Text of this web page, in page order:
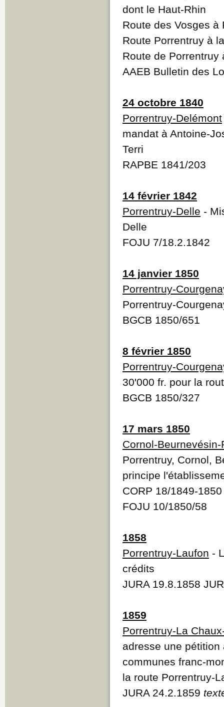
dont le Haut-Rhin
Route des Vosges à
Route Porrentruy à
Route de Porrentruy
AAEB Bulletin des
24 octobre 1840
Porrentruy-Delémont
mandat à Antoine-
Terri
RAPBE 1841/203
14 février 1842
Porrentruy-Delle -
Delle
FOJU 7/18.2.1842
14 janvier 1850
Porrentruy-
Porrentruy-
BGCB 1850/651
8 février 1850
Porrentruy-
30'000 fr. pour la
BGCB 1850/327
17 mars 1850
Cornol-
Porrentruy, Cornol,
principe
CORP 18/1849-
FOJU 10/1850/58
1858
Porrentruy-Laufon -
crédits
JURA 19.8.1858
1859
Porrentruy-La
adresse une
communes franc-
la route Porrentruy-
JURA 24.2.1859